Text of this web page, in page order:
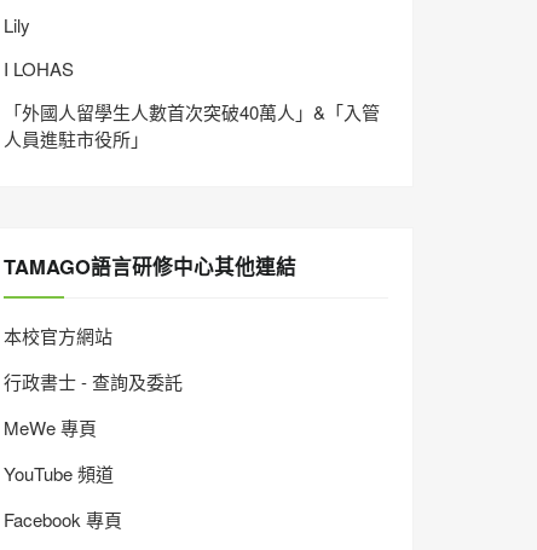
Lily
I LOHAS
「外國人留學生人數首次突破40萬人」&「入管
人員進駐市役所」
TAMAGO語言研修中心其他連結
本校官方網站
行政書士 - 查詢及委託
MeWe 專頁
YouTube 頻道
Facebook 專頁